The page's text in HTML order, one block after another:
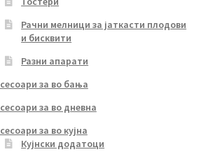
Рачни мелници за јаткасти плодови
и бисквити
Разни апарати
за во бања
за во дневна
за во кујна
Кујнски додатоци